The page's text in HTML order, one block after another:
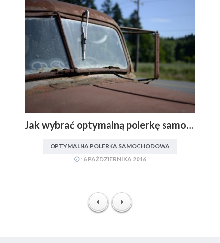
Jak wybrać optymalną polerkę samochodową?
OPTYMALNA POLERKA SAMOCHODOWA
16 PAŹDZIERNIKA 2016